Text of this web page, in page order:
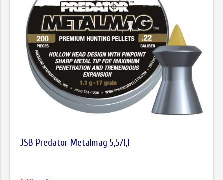
JSB Predator Metalmag 5,5/1,1